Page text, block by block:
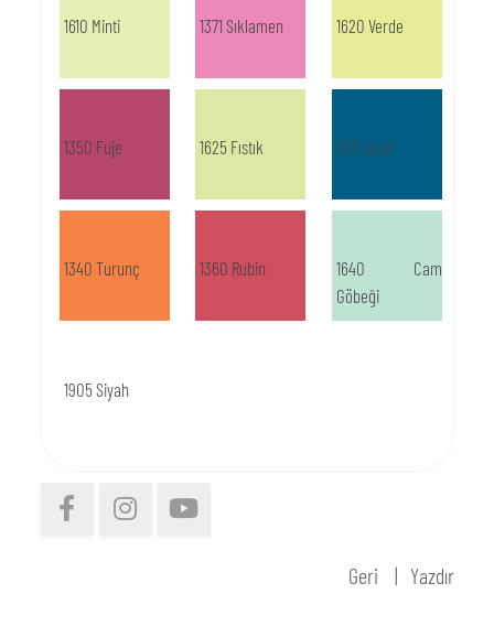
1610 Minti 1371 Sıklamen 1620 Verde
1350 Fuje 1625 Fıstık 1575 Azur
1340 Turunç 1360 Rubin
1640 Cam
Göbeği
1905 Siyah
Geri Yazdır